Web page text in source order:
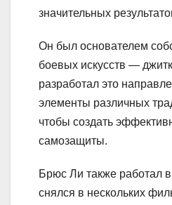
значительных
Он был основателем
боевых искусств —
разработал это
элементы различных
чтобы создать
самозащиты.
Брюс Ли также работал
снялся в нескольких